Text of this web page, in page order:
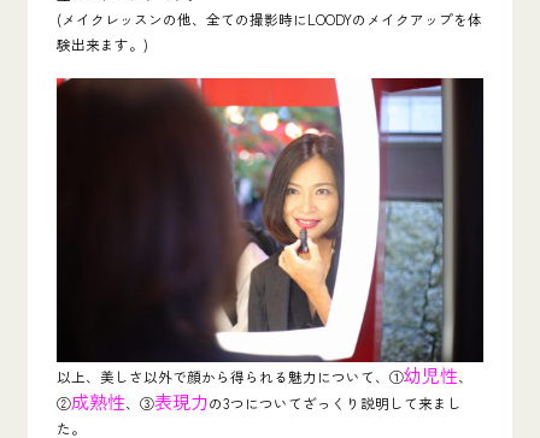
(メイクレッスンの他、全ての撮影時にLOODYのメイクアップを体
験出来ます。)
以上、美しさ以外で顔から得られる魅力について、①幼児性、
②成熟性、③表現力の3つについてざっくり説明して来まし
た。